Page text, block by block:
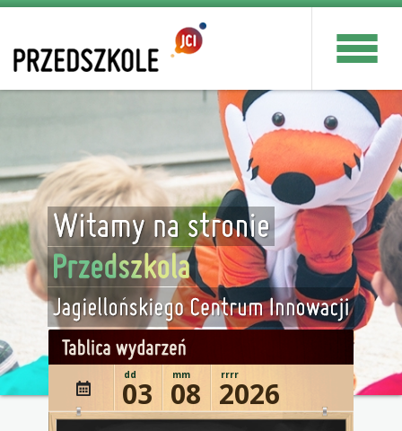
wydażenie
dd
03
mm
08
rrrr
2026